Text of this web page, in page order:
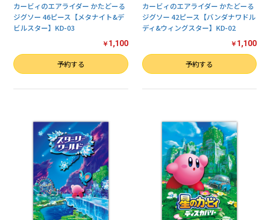
カービィのエアライダー かたどーる
ジグソー 46ピース【メタナイト&デ
ビルスター】KD-03
￥ 1,100
数量 予約する
カービィのエアライダー かたどーる
ジグソー 42ピース【バンダナワドル
ディ&ウィングスター】KD-02
￥ 1,100
数量 予約する